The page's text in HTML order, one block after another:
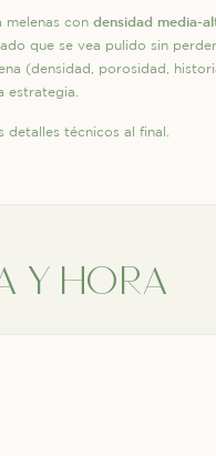
con densidad media-
que se vea pulido sin
(densidad, porosidad,
estrategia.
detalles técnicos al final.
y hora